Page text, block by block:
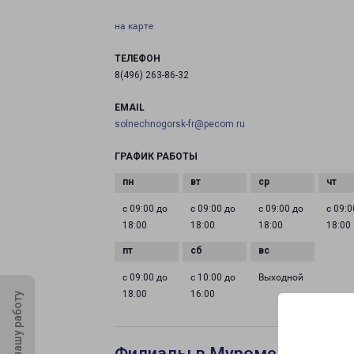
на карте
ТЕЛЕФОН
8(496) 263-86-32
EMAIL
solnechnogorsk-fr@pecom.ru
ГРАФИК РАБОТЫ
с 09:00 до
18:00
с 09:00 до
18:00
с 09:00 до
18:00
с
18:00
с 09:00 до
18:00
с 10:00 до
16:00
Выходной